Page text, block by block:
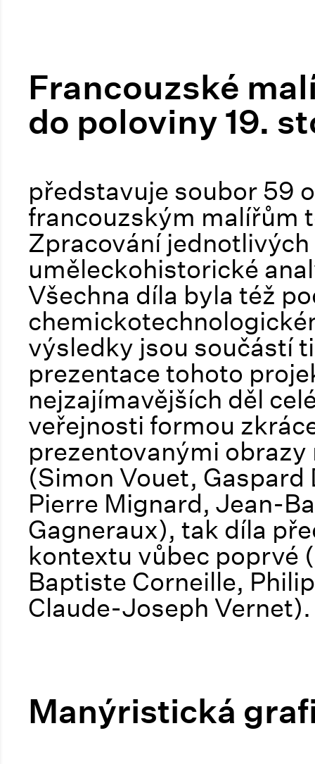
Francouzské
do poloviny 19.
představuje soubor 59
francouzským malířům
Zpracování
uměleckohistorické
Všechna díla byla též
výsledky jsou součástí
prezentace tohoto
nejzajímavějších děl
veřejnosti formou
prezentovanými
(Simon Vouet,
Pierre Mignard, Jean-
Gagneraux), tak díla
kontextu vůbec poprvé
Baptiste Corneille,
Claude-Joseph Vernet).
Manýristická